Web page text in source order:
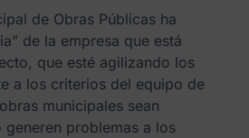
de Obras Públicas ha
de la empresa que está
que esté agilizando los
a los criterios del equipo de
municipales sean
generen problemas a los